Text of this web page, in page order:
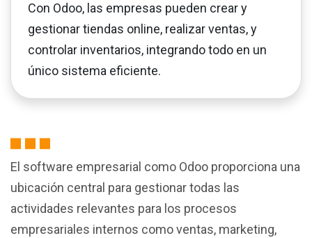
Con Odoo, las empresas pueden crear y
gestionar tiendas online, realizar ventas, y
controlar inventarios, integrando todo en un
único sistema eficiente.
El software empresarial como Odoo proporciona una
ubicación central para gestionar todas las
actividades relevantes para los procesos
empresariales internos como ventas, marketing,